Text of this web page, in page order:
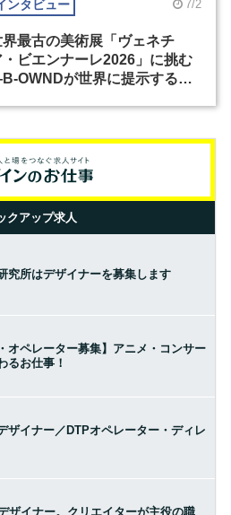
ンタビュー 7/2
界最古の美術展「ヴェネチ
・ビエンナーレ2026」に挑む
OWNDが世界に提示する美
クアップ求人
究所はデザイナーを募集します
オペレーター募集】アニメ・コンサー
るお仕事！
ザイナー／DTPオペレーター・ディレ
ザイナー。クリエイターが主役の職